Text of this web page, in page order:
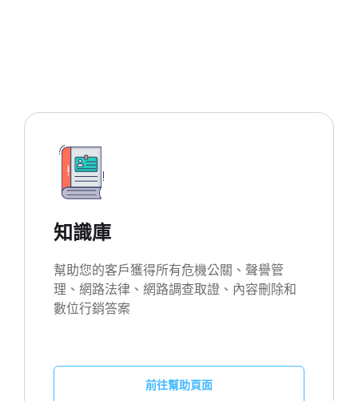
知識庫
幫助您的客戶獲得所有危機公關、聲譽管
理、網路法律、網路調查取證、內容刪除和
數位行銷答案
前往幫助頁面